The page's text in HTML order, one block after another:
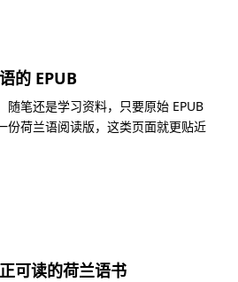
的 EPUB
随笔还是学习资料，只要原始 EPUB
份荷兰语阅读版，这类页面就更贴近
可读的荷兰语书